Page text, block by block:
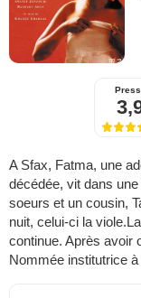
A Sfax, Fatma, une
décédée, vit dans
soeurs et un cousin,
nuit, celui-ci la
continue. Après avoir
Nommée institutrice à